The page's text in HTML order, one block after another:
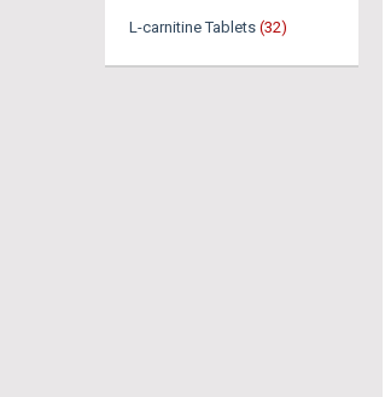
L-carnitine Tablets (32)